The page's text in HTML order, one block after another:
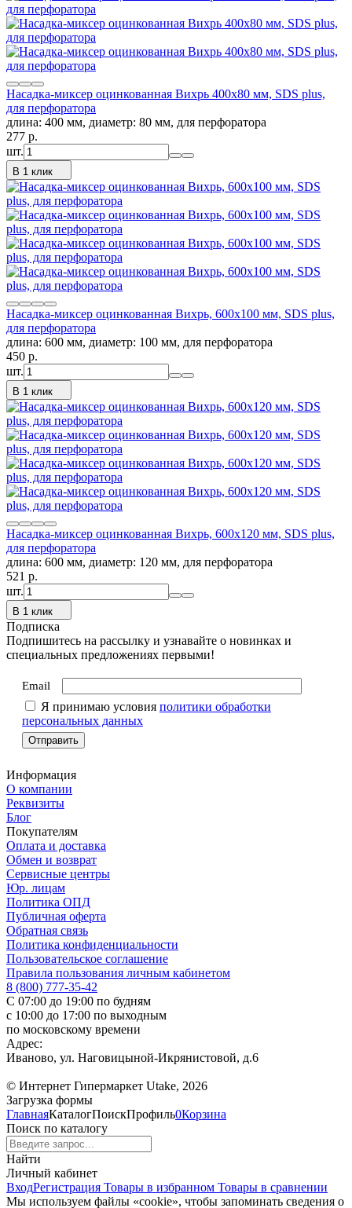
Насадка-миксер оцинкованная Вихрь 400х80 мм, SDS plus,
для перфоратора
длина: 400 мм, диаметр: 80 мм, для перфоратора
277 p.
шт.
В 1 клик
Насадка-миксер оцинкованная Вихрь, 600х100 мм, SDS plus,
для перфоратора
длина: 600 мм, диаметр: 100 мм, для перфоратора
450 p.
шт.
В 1 клик
Насадка-миксер оцинкованная Вихрь, 600х120 мм, SDS plus,
для перфоратора
длина: 600 мм, диаметр: 120 мм, для перфоратора
521 p.
шт.
В 1 клик
Подписка
Подпишитесь на рассылку и узнавайте о новинках и
специальных предложениях первыми!
Email
Я принимаю условия политики обработки
персональных данных
Информация
О компании
Реквизиты
Блог
Покупателям
Оплата и доставка
Обмен и возврат
Сервисные центры
Юр. лицам
Политика ОПД
Публичная оферта
Обратная связь
Политика конфиденциальности
Пользовательское соглашение
Правила пользования личным кабинетом
8 (800) 777-35-42
С 07:00 до 19:00 по будням
с 10:00 до 17:00 по выходным
по московскому времени
Адрес:
Иваново, ул. Наговицыной-Икрянистовой, д.6
© Интернет Гипермаркет Utake, 2026
Загрузка формы
ГлавнаяКаталогПоискПрофиль0Корзина
Поиск по каталогу
Найти
Личный кабинет
ВходРегистрация Товары в избранном Товары в сравнении
Мы используем файлы «cookie», чтобы запоминать сведения о